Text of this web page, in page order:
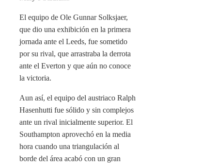
El equipo de Ole Gunnar Solksjaer,
que dio una exhibición en la primera
jornada ante el Leeds, fue sometido
por su rival, que arrastraba la derrota
ante el Everton y que aún no conoce
la victoria.
Aun así, el equipo del austriaco Ralph
Hasenhutti fue sólido y sin complejos
ante un rival inicialmente superior. El
Southampton aprovechó en la media
hora cuando una triangulación al
borde del área acabó con un gran